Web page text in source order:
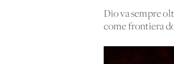
Dio va sempre
come frontiera